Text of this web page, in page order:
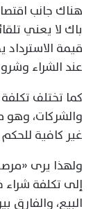
هناك جانب
باك لا يعني
قيمة الاسترداد
عند الشراء
كما تختلف
والشركات، وهو
غير كافية
ولهذا يرى
إلى تكلفة شراء
البيع، والفارق